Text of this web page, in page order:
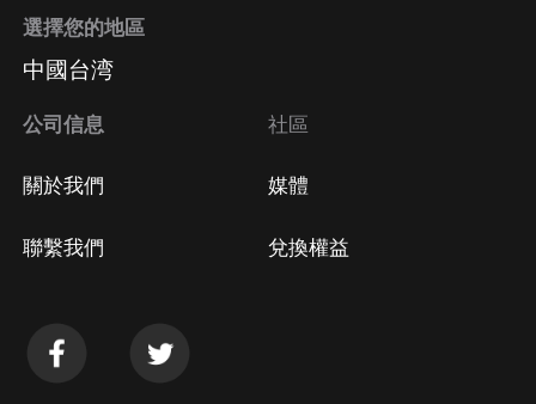
選擇您的地區
中國台湾
公司信息
關於我們
聯繫我們
社區
媒體
兌換權益